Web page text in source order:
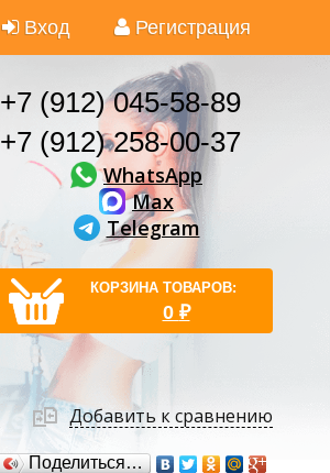
Вход Регистрация
+7 (912) 045-58-89
+7 (912) 258-00-37
WhatsApp
Max
Telegram
КОРЗИНА ТОВАРОВ:
0 ₽
Добавить к сравнению
Поделиться…